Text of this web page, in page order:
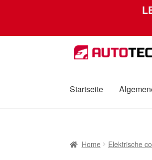
Ga
door
navigatie
Ga
naar
inhoud
Startseite
Over ons Privacybeleid
Home Elektrische